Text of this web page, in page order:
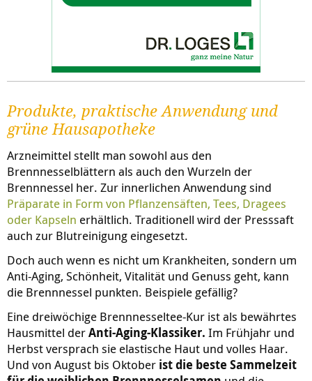
Produkte, praktische Anwendung und
grüne Hausapotheke
Arzneimittel stellt man sowohl aus den
Brennnesselblättern als auch den Wurzeln der
Brennnessel her. Zur innerlichen Anwendung sind
Präparate in Form von Pflanzensäften, Tees, Dragees
oder Kapseln erhältlich. Traditionell wird der Presssaft
auch zur Blutreinigung eingesetzt.
Doch auch wenn es nicht um Krankheiten, sondern um
Anti-Aging, Schönheit, Vitalität und Genuss geht, kann
die Brennnessel punkten. Beispiele gefällig?
Eine dreiwöchige Brennnesseltee-Kur ist als bewährtes
Hausmittel derAnti-Aging-Klassiker. Im Frühjahr und
Herbst versprach sie elastische Haut und volles Haar.
Und von August bis Oktober ist die beste Sammelzeit